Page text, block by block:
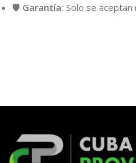
🛡️ Garantía: Solo se aceptan